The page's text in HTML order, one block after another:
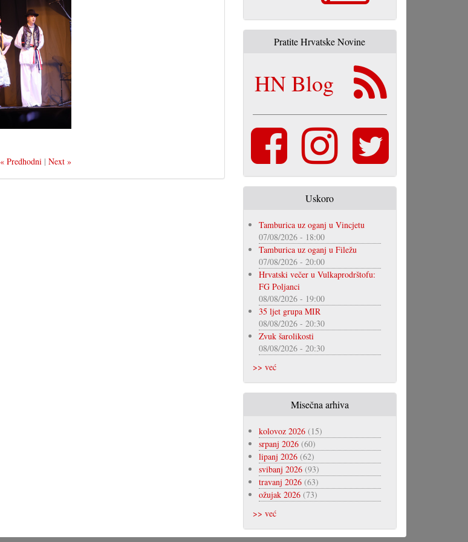
« Predhodni |Next »
Pratite Hrvatske Novine
HN Blog
Uskoro
Tamburica uz oganj u Vincjetu
07/08/2026 - 18:00
Tamburica uz oganj u Filežu
07/08/2026 - 20:00
Hrvatski večer u Vulkaprodrštofu:
FG Poljanci
08/08/2026 - 19:00
35 ljet grupa MIR
08/08/2026 - 20:30
Zvuk šarolikosti
08/08/2026 - 20:30
>> već
Misečna arhiva
kolovoz 2026(15)
srpanj 2026(60)
lipanj 2026(62)
svibanj 2026(93)
travanj 2026(63)
ožujak 2026(73)
>> već